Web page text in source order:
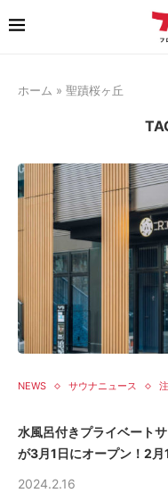
ホーム » 聖蹟桜ヶ丘
NEWS サウナニュース
水風呂付きプライベート
が3月1日にオープン！2
2024.2.16